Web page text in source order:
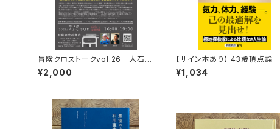
冒険クロストークvol.26 大石明
弘「山に登るのは 宿命か、情熱か、
それとも…」録画視聴権
¥2,000
【サイン本あり】 43歳頂点論
¥1,034